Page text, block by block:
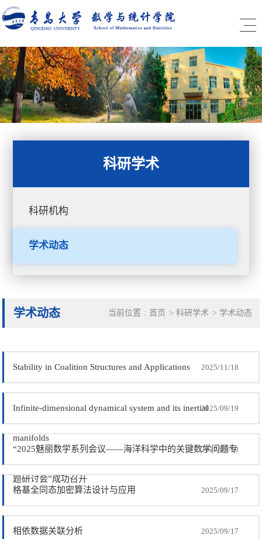
科研学术
科研机构
学术动态
学术动态 当前位置 : 首页 > 科研学术 > 学术动态
Stability in Coalition Structures and Applications 2025/11/18
Infinite-dimensional dynamical system and its inertial
manifolds
2025/09/19
“2025魅丽数学系列会议——海洋科学中的关键数学问题专
题研讨会”成功召开
2025/09/19
格基全同态加密算法设计与应用 2025/09/17
相依数据关联分析 2025/09/17